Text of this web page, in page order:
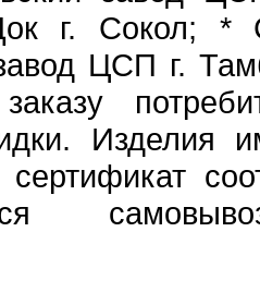
г. Сокол; *
ЦСП г.
Изделия